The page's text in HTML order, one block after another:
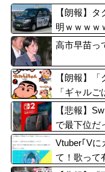
【朗報】
明ｗｗｗｗ
ｗｗｗｗ
高市早苗っ
【朗報】
「ギャル
【悲報】
で最下位だ
Vtuber｢Vに
て！歌って